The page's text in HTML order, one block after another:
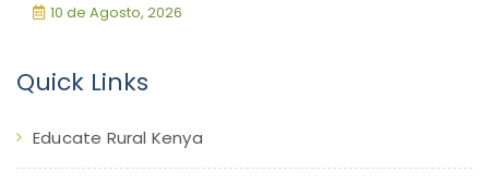
10 de Agosto, 2026
Quick Links
Educate Rural Kenya